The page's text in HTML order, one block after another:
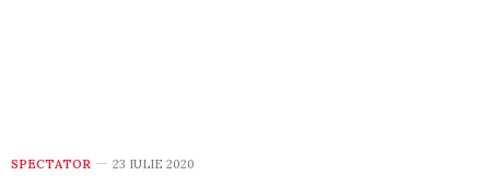
SPECTATOR 23 IULIE 2020